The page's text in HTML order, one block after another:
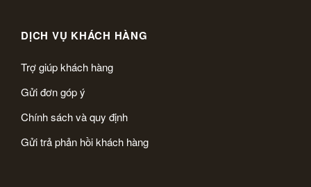
DỊCH VỤ KHÁCH HÀNG
Trợ giúp khách hàng
Gửi đơn góp ý
Chính sách và quy định
Gửi trả phản hồi khách hàng